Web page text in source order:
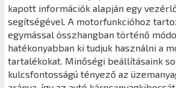
kapott információk alapján egy
segítségével. A motorfunkcióhoz
egymással összhangban történő
hatékonyabban ki tudjuk használni a
tartalékokat. Minőségi beállításaink
kulcsfontosságú tényező az